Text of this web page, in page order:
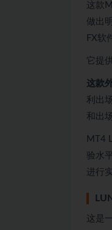
这款
做出
FX软
它提
这款
利出
和出
MT4
验水
进行
这是